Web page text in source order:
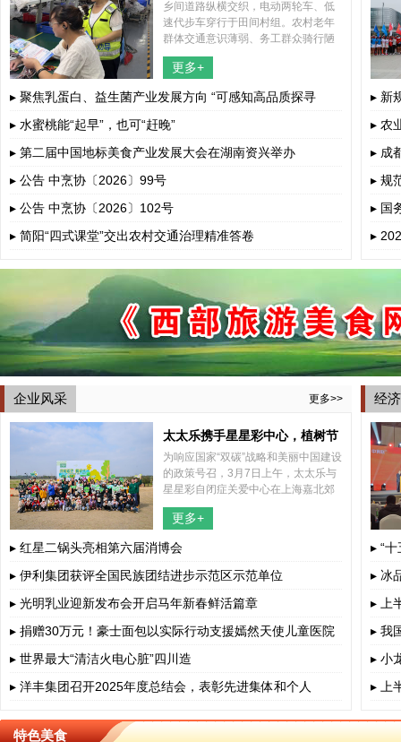
理精准答卷
乡间道路纵横交织，电动两轮车、低
速代步车穿行于田间村组。农村老年
群体交通意识薄弱、务工群众骑行陋
习突出、孩童上下学接送风险暗藏，
多重道路安全隐患交织叠加。
更多+
▸ 聚焦乳蛋白、益生菌产业发展方向 “可感知高品质探寻
荟”呼和浩...
▸ 水蜜桃能“起早”，也可“赶晚”
▸ 第二届中国地标美食产业发展大会在湖南资兴举办
▸ 公告 中烹协〔2026〕99号
▸ 公告 中烹协〔2026〕102号
▸ 简阳“四式课堂”交出农村交通治理精准答卷
▸ 新
▸ 农
▸ 成
▸ 规
▸ 国
若干
▸
企业风采 更多>>
太太乐携手星星彩中心，植树节
共植希望之树
为响应国家“双碳”战略和美丽中国建设
的政策号召，3月7日上午，太太乐与
星星彩自闭症关爱中心在上海嘉北郊
野公园内共同举办了一场别开生面的
2025年植树节特别活动，结合了植树
更多+
▸ 红星二锅头亮相第六届消博会
▸ 伊利集团获评全国民族团结进步示范区示范单位
▸ 光明乳业迎新发布会开启马年新春鲜活篇章
▸ 捐赠30万元！豪士面包以实际行动支援嫣然天使儿童医院
▸ 世界最大“清洁火电心脏”四川造
▸ 洋丰集团召开2025年度总结会，表彰先进集体和个人
经
▸ “
▸ 冰
▸ 上
▸ 我
▸ 小
▸ 上
特色美食